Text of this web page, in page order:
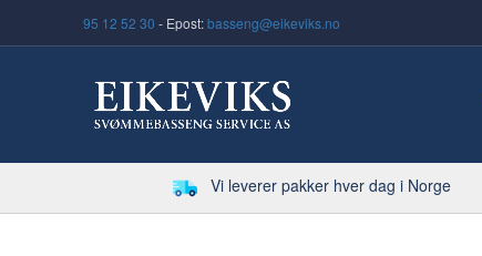
95 12 52 30 - Epost:basseng@eikeviks.no
Vi leverer pakker hver dag i Norge